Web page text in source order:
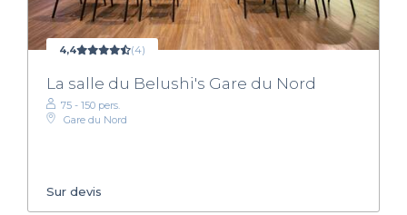
4,4 (4)
La salle du Belushi's Gare du Nord
75 - 150 pers.
Gare du Nord
Sur devis